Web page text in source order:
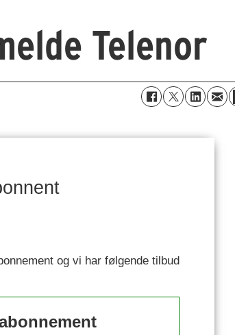
Telenor
og vi har følgende tilbud